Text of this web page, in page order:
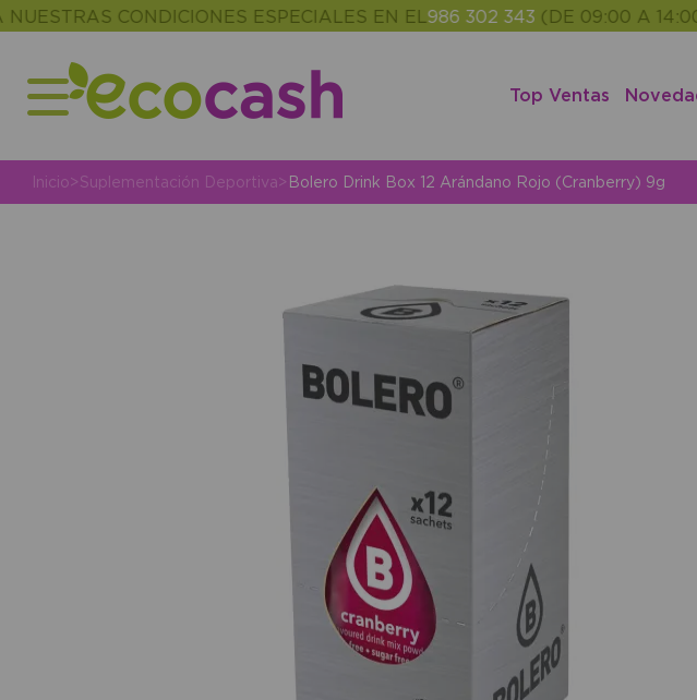
CONDICIONES ESPECIALES EN EL986 302 343 (DE 09:00 A 14:00) O
Top Ventas
Inicio> Suplementación Deportiva> Bolero Drink Box 12 Arándano Rojo (Cranberry) 9g